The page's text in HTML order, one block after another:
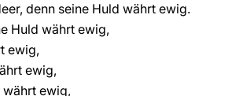
denn seine Huld währt ewig.
Huld währt ewig,
ewig,
ewig,
währt ewig,